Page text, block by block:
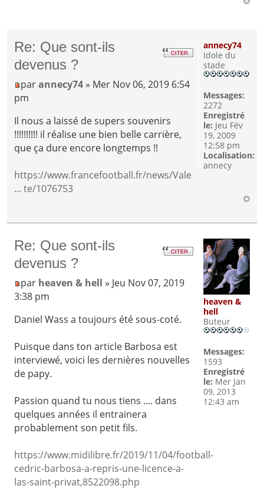
Re: Que sont-ils
devenus ?
parannecy74 » Mer Nov 06, 2019 6:54
pm
Il nous a laissé de supers souvenirs
!!!!!!!!!! il réalise une bien belle carrière,
que ça dure encore longtemps !!
https://www.francefootball.fr/news/Vale
... te/1076753
annecy74
Idole du
stade
Messages:
2272
Enregistré
le: Jeu Fév
19, 2009
12:58 pm
Localisation:
annecy
Re: Que sont-ils
devenus ?
par heaven & hell » Jeu Nov 07, 2019
3:38 pm
Daniel Wass a toujours été sous-coté.
Puisque dans ton article Barbosa est
interviewé, voici les dernières nouvelles
de papy.
Passion quand tu nous tiens .... dans
quelques années il entrainera
probablement son petit fils.
https://www.midilibre.fr/2019/11/04/football-
cedric-barbosa-a-repris-une-licence-a-
las-saint-privat,8522098.php
heaven &
hell
Buteur
Messages:
1593
Enregistré
le: Mer Jan
09, 2013
12:43 am